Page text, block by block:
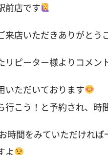
前店です
来店いただきありがとう
リピーター様よりコメン
いただいております
行こう！と予約され、
時間をみていただければ
よ